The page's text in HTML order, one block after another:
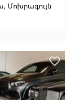
Մոխրագույն
favorite_border